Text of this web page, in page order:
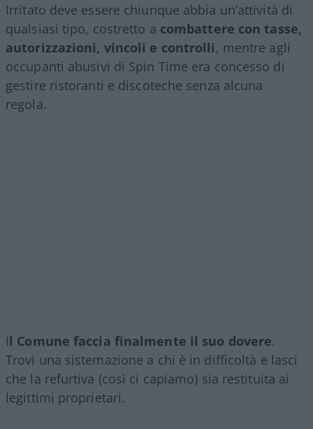
Irritato deve essere chiunque abbia un’attività di
qualsiasi tipo, costretto a combattere con tasse,
autorizzazioni, vincoli e controlli, mentre agli
occupanti abusivi di Spin Time era concesso di
gestire ristoranti e discoteche senza alcuna
regola.
Il Comune faccia finalmente il suo dovere.
Trovi una sistemazione a chi è in difficoltà e lasci
che la refurtiva (così ci capiamo) sia restituita ai
legittimi proprietari.